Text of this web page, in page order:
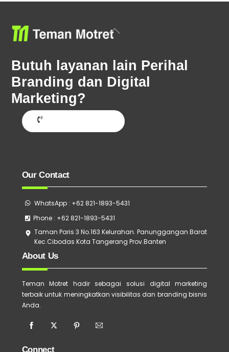
Back
Butuh layanan lain Perihal
Branding dan Digital
Marketing?
Our Contact
WhatsApp : +62 821-1893-5431
Phone : +62 821-1893-5431
Taman Paris 3 No.163 Kelurahan. Panunggangan Barat
Kec.Cibodas Kota Tangerang Prov.Banten
About Us
Teman Motret hadir sebagai solusi digital marketing
terbaik untuk meningkatkan visibilitas dan branding bisnis
Anda.
Connect